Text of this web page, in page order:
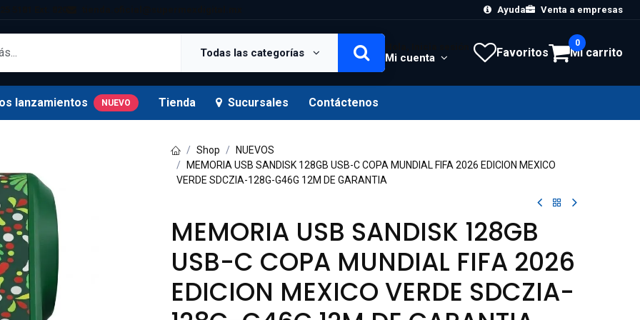
Ayuda Venta a empresas
Todas las categorías Mi cuenta Favoritos Mi carrito
0
lanzamientos NUEVO Tienda Sucursales Contáctenos
Shop
NUEVOS
MEMORIA USB SANDISK 128GB USB-C COPA MUNDIAL FIFA 2026 EDICION MEXICO
VERDE SDCZIA-128G-G46G 12M DE GARANTIA
MEMORIA USB SANDISK 128GB
USB-C COPA MUNDIAL FIFA 2026
EDICION MEXICO VERDE SDCZIA-